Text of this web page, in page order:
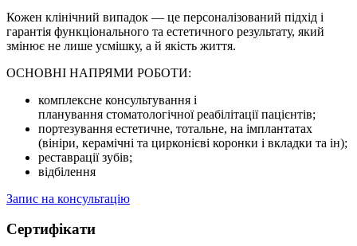
Кожен клінічний випадок — це персоналізований підхід і
гарантія функціонального та естетичного результату, який
змінює не лише усмішку, а й якість життя.
ОСНОВНІ НАПРЯМИ РОБОТИ:
комплексне консультування і
планування стоматологічної реабілітації пацієнтів;
портезування естетичне, тотальне, на імплантатах
(вініри, керамічні та цирконієві коронки і вкладки та ін);
реставрації зубів;
відбілення
Запис на консультацію
Сертифікати